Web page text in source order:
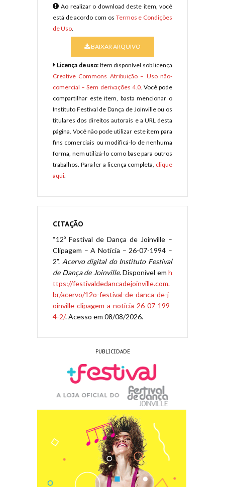
Ao realizar o download deste item, você
está de acordo com os Termos e Condições
de Uso.
BAIXAR ARQUIVO
Licença de uso: Item disponível sob licença
Creative Commons Atribuição – Uso não-
comercial – Sem derivações 4.0. Você pode
compartilhar este item, basta mencionar o
Instituto Festival de Dança de Joinville ou os
titulares dos direitos autorais e a URL desta
página. Você não pode utilizar este item para
fins comerciais ou modificá-lo de nenhuma
forma, nem utilizá-lo como base para outros
trabalhos. Para ler a licença completa, clique
aqui.
CITAÇÃO
“12º Festival de Dança de Joinville –
Clipagem – A Notícia – 26-07-1994 –
2”. Acervo digital do Instituto Festival
de Dança de Joinville. Disponível em h
ttps://festivaldedancadejoinville.com.
br/acervo/12o-festival-de-danca-de-j
oinville-clipagem-a-noticia-26-07-199
4-2/. Acesso em 08/08/2026.
PUBLICIDADE